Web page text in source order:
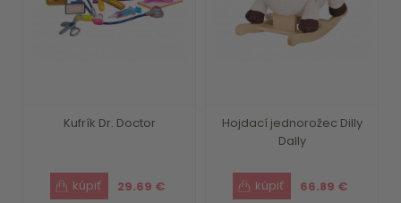
Kufrík Dr. Doctor
29.69 €
Hojdací jednorožec Dilly
Dally
66.89 €